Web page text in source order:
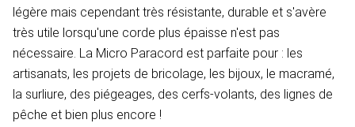
légère mais cependant très résistante, durable et s'avère
très utile lorsqu'une corde plus épaisse n'est pas
nécessaire. La Micro Paracord est parfaite pour : les
artisanats, les projets de bricolage, les bijoux, le macramé,
la surliure, des piégeages, des cerfs-volants, des lignes de
pêche et bien plus encore !